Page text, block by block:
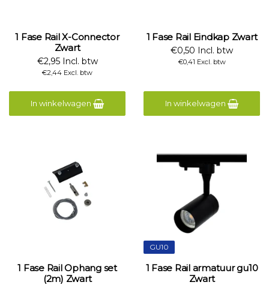
1 Fase Rail X-Connector
Zwart
€2,95 Incl. btw
€2,44 Excl. btw
In winkelwagen
1 Fase Rail Eindkap Zwart
€0,50 Incl. btw
€0,41 Excl. btw
In winkelwagen
1 Fase Rail Ophang set
(2m) Zwart
GU10
1 Fase Rail armatuur gu10
Zwart